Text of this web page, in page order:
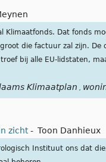
Klimaatfonds. Dat fonds
die factuur zal zijn. De
bij alle EU-lidstaten,
Klimaatplan
zicht- Toon Danhieux
Instituut ons dat